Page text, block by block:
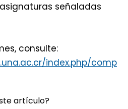
señaladas
consulte:
index.php/comp
artículo?